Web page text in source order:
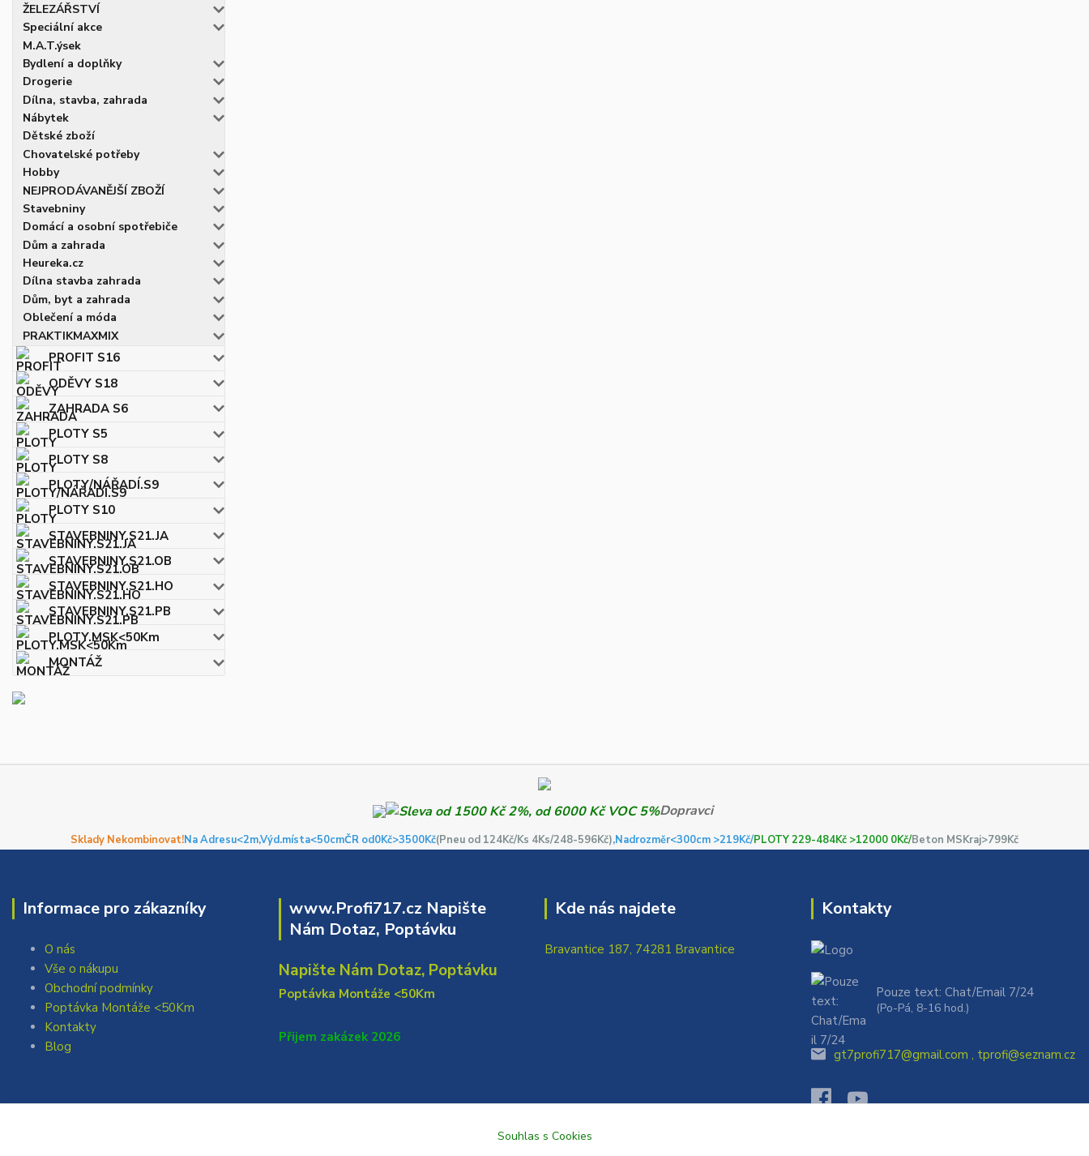
ŽELEZÁŘSTVÍ
Speciální akce
M.A.T.ýsek
Bydlení a doplňky
Drogerie
Dílna, stavba, zahrada
Nábytek
Dětské zboží
Chovatelské potřeby
Hobby
NEJPRODÁVANĚJŠÍ ZBOŽÍ
Stavebniny
Domácí a osobní spotřebiče
Dům a zahrada
Heureka.cz
Dílna stavba zahrada
Dům, byt a zahrada
Oblečení a móda
PRAKTIKMAXMIX
PROFIT S16
ODĚVY S18
ZAHRADA S6
PLOTY S5
PLOTY S8
PLOTY/NÁŘADÍ.S9
PLOTY S10
STAVEBNINY.S21.JA
STAVEBNINY.S21.OB
STAVEBNINY.S21.HO
STAVEBNINY.S21.PB
PLOTY.MSK<50Km
MONTÁŽ
Dopravci
Sklady Nekombinovat!Na Adresu<2m,Výd.místa<50cmČR od0Kč>3500Kč(Pneu od 124Kč/Ks 4Ks/248-596Kč),Nadrozměr<300cm >219Kč/PLOTY 229-484Kč >12000 0Kč/Beton MSKraj>799Kč
Informace pro zákazníky
O nás
Vše o nákupu
Obchodní podmínky
Poptávka Montáže <50Km
Kontakty
Blog
www.Profi717.cz Napište
Nám Dotaz, Poptávku
Napište Nám Dotaz, Poptávku
Poptávka Montáže <50Km
Přijem zakázek 2026
Kde nás najdete
Bravantice 187, 74281 Bravantice
Kontakty
Pouze text: Chat/Email 7/24
(Po-Pá, 8-16 hod.)
gt7profi717@gmail.com , tprofi@seznam.cz
Souhlas s Cookies